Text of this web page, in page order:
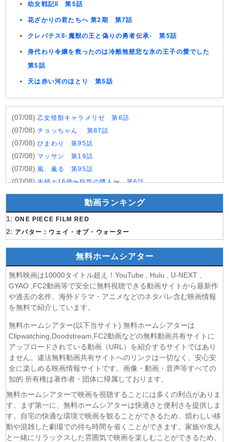
幼女戦記Ⅱ 第5話
花ざかりの君たちへ 第2期 第7話
クレバテスⅡ-魔獣の王と偽りの勇者伝承- 第5話
身代わり令嬢を救ったのは冷酷無慈悲な氷の王子の愛でした
第5話
天は赤い河のほとり 第5話
(07/08)乙女怪獣キャラメリゼ 第6話
(07/08)チョッちゃん 第87話
(07/08)ひまわり 第95話
(07/08) マッサン 第19話
(07/08) 風、薫る 第95話
(07/08)夫婦と16歳〜狂気の隣人〜 第6話
(07/08)今から、親友やめようか。 第7話
未婚詐欺 私の知らない彼の顔 第4話
(07/08)ヤニねこ 第6話
(07/08)追放された転生重騎士はゲーム知識で無双する 第6話
一緒にごはんをたべるだけ 第6話
夫に不倫をお願いされました 第5話
(06/08)親愛なる夫へ〜完璧な妻の嘘〜 第6話
(06/08)落第賢者の学院無双〜二度目の転生、Sランクチート魔術
師冒険録〜 第7話
(06/08)メビウス・ダスト 第5話
(06/08) バンドリ！ ゆめ∞みた 第8話
(06/08)心配無用ノ介 天下御免 第4話
(06/08) ラストノート 第5話
(06/08)令和のダラさん 第6話
(06/08)文豪ストレイドッグス わん！2 第6話
(06/08)大空港〜GATE24〜 第3話
(06/08)盗掘王 第5話
(06/08)乙女ゲー世界はモブに厳しい世界です2 第5話
(06/08) チョッちゃん 第86話
(06/08) ひまわり 第94話
動画ランキング
1: ONE PIECE FILM RED
2: アバター：ウェイ・オブ・ウォーター
無料ホームシアター
無料映画は10000タイトル超え！YouTube , Hulu , U-NEXT ,
GYAO ,FC2動画等で安全に無料視聴できる動画サイトから最新作
や過去の名作、海外ドラマ・アニメなどのネタバレ含む映画情報
を無料で紹介しています。
無料ホームシアター(以下当サイト) 無料ホームシアターは
Clipwatching,Doodstream,FC2動画などの無料動画共有サイトに
アップロードされている動画（URL）を紹介するサイトではあり
ません。違法無料動画共有サイトへのリンクは一切なく、安心安
全に楽しめる映画情報サイトです。画像・動画・音声等すべての
知的 所有権は著作者・団体に帰属しております。
無料ホームシアターで映画を視聴することには多くの利点がありま
す。まず第一に、無料ホームシアターは快適さと便利さを提供しま
す。自宅の快適な環境で映画を観ることができるため、煩わしい移
動や混雑した劇場での待ち時間を省くことができます。家族や友人
と一緒にリラックスした雰囲気で映画を楽しむことができるため、